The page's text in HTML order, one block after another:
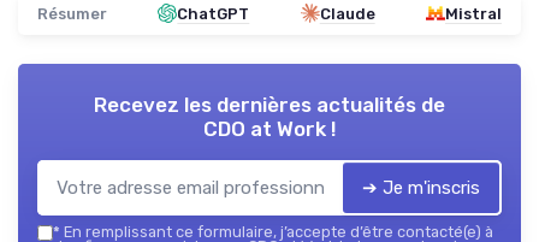
Résumer ChatGPT Claude Mistral
Recevez les dernières actualités de
CDO at Work !
➔ Je m'inscris
* En remplissant ce formulaire, j’accepte d’être contacté(e) à